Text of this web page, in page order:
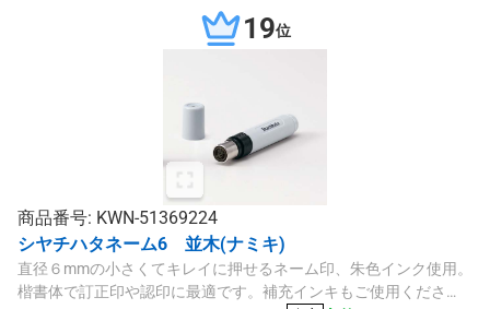
19位
商品番号: KWN-51369224
シヤチハタネーム6 並木(ナミキ)
直径６mmの小さくてキレイに押せるネーム印、朱色インク使用。
楷書体で訂正印や認印に最適です。補充インキもご使用くださ